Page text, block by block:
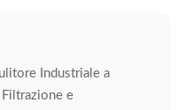
Industriale a
e